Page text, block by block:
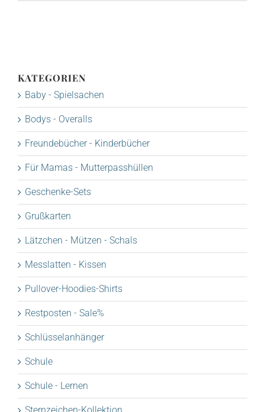
KATEGORIEN
Baby - Spielsachen
Bodys - Overalls
Freundebücher - Kinderbücher
Für Mamas - Mutterpasshüllen
Geschenke-Sets
Grußkarten
Lätzchen - Mützen - Schals
Messlatten - Kissen
Pullover-Hoodies-Shirts
Restposten - Sale%
Schlüsselanhänger
Schule
Schule - Lernen